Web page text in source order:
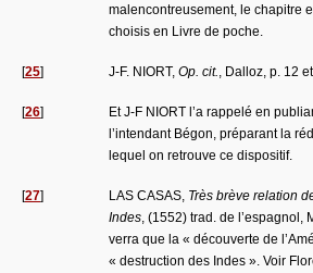
malencontreusement, le chapitre
choisis en Livre de poche.
[25] J-F. NIORT, Op. cit. , Dalloz, p. 12
[26]
Et J-F NIORT l’a rappelé en
l’intendant Bégon, préparant la
lequel on retrouve ce dispositif.
[27] LAS CASAS, Très brève relation
Indes , (1552) trad. de l’espagnol,
verra que la « découverte de
« destruction des Indes ». Voir